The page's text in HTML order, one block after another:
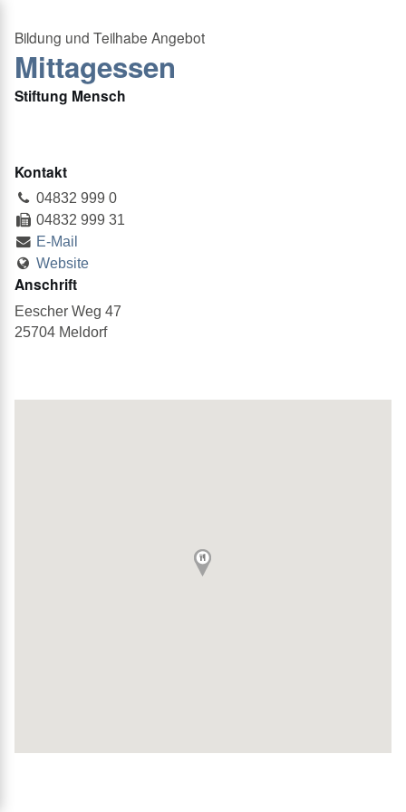
Mittagessen
Stiftung Mensch
Kontakt
04832 999 0
04832 999 31
E-Mail
Website
Anschrift
Eescher Weg 47
25704 Meldorf